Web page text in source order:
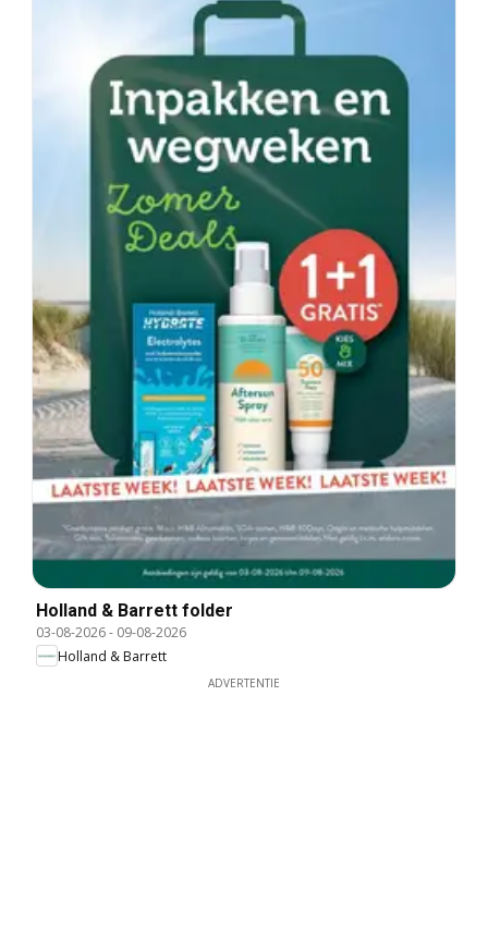
Holland & Barrett folder
03-08-2026- 09-08-2026
Holland & Barrett
ADVERTENTIE